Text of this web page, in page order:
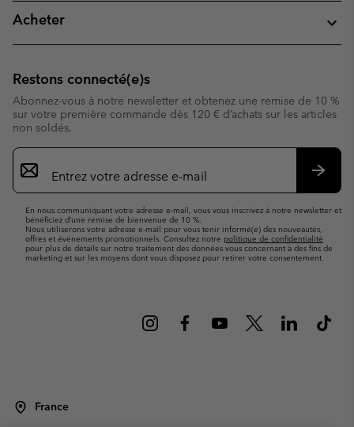
Acheter
Restons connecté(e)s
Abonnez-vous à notre newsletter et obtenez une remise de 10 %
sur votre première commande dès 120 € d’achats sur les articles
non soldés.
Inscription
par
e-
En nous communiquant votre adresse e-mail, vous vous inscrivez à notre newsletter et
bénéficiez d’une remise de bienvenue de 10 %.
Nous utiliserons votre adresse e-mail pour vous tenir informé(e) des nouveautés,
offres et événements promotionnels. Consultez notre politique de confidentialité
pour plus de détails sur notre traitement des données vous concernant à des fins de
marketing et sur les moyens dont vous disposez pour retirer votre consentement.
France